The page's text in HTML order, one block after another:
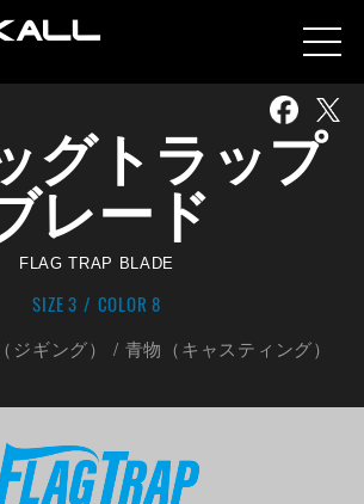
グトラップ
レード
FLAG TRAP BLADE
SIZE 3
COLOR 8
ジギング） 青物（キャスティング）